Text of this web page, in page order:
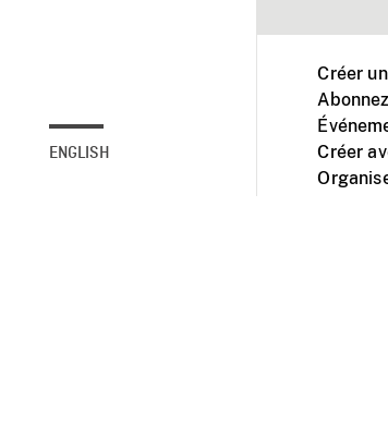
ENGLISH
Créer
Créer